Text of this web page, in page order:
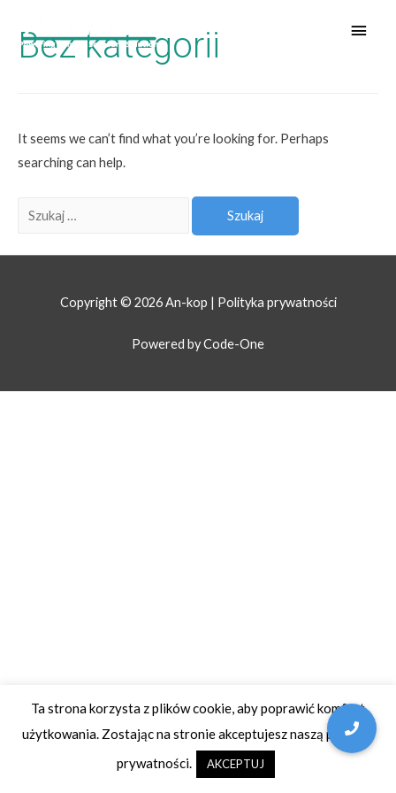
Bez kategorii
It seems we can’t find what you’re looking for. Perhaps
searching can help.
Copyright © 2026 An-kop | Polityka prywatności
Powered by Code-One
Ta strona korzysta z plików cookie, aby poprawić komfort
użytkowania. Zostając na stronie akceptujesz naszą politykę
prywatności.
AKCEPTUJ